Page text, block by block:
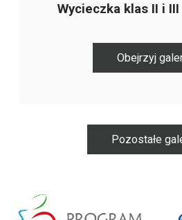
Wycieczka klas II i
Obejrzyj
Pozostałe